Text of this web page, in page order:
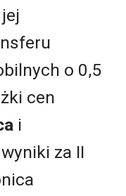
o 0,5
cen
i
za II